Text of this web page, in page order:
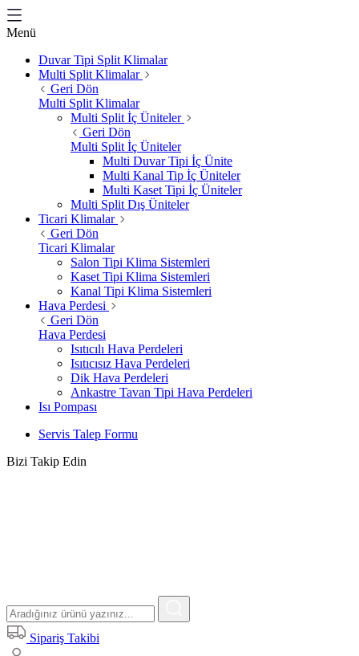
Menü
Duvar Tipi Split Klimalar
Multi Split Klimalar
Geri Dön
Multi Split Klimalar
Multi Split İç Üniteler
Geri Dön
Multi Split İç Üniteler
Multi Duvar Tipi İç Ünite
Multi Kanal Tip İç Üniteler
Multi Kaset Tipi İç Üniteler
Multi Split Dış Üniteler
Ticari Klimalar
Geri Dön
Ticari Klimalar
Salon Tipi Klima Sistemleri
Kaset Tipi Klima Sistemleri
Kanal Tipi Klima Sistemleri
Hava Perdesi
Geri Dön
Hava Perdesi
Isıtıcılı Hava Perdeleri
Isıtıcısız Hava Perdeleri
Dik Hava Perdeleri
Ankastre Tavan Tipi Hava Perdeleri
Isı Pompası
Servis Talep Formu
Bizi Takip Edin
Sipariş Takibi